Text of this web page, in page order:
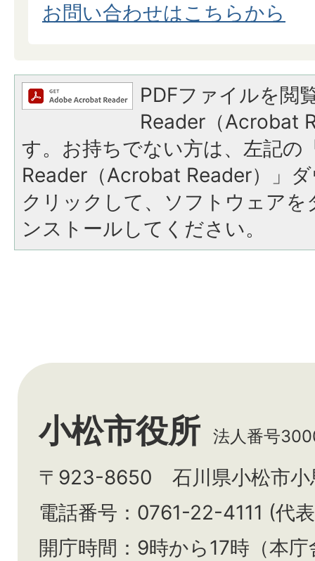
お問い合わせはこちらから
PDFファイルを閲
Reader（Acrobat
す。お持ちでない方は、左記の
Reader（Acrobat Reader）」
クリックして、ソフトウェア
ンストールしてください。
小松市役所 法人番号
〒923-8650 石川県小松市小
電話番号：0761-22-4111 (代
開庁時間：9時から17時（本